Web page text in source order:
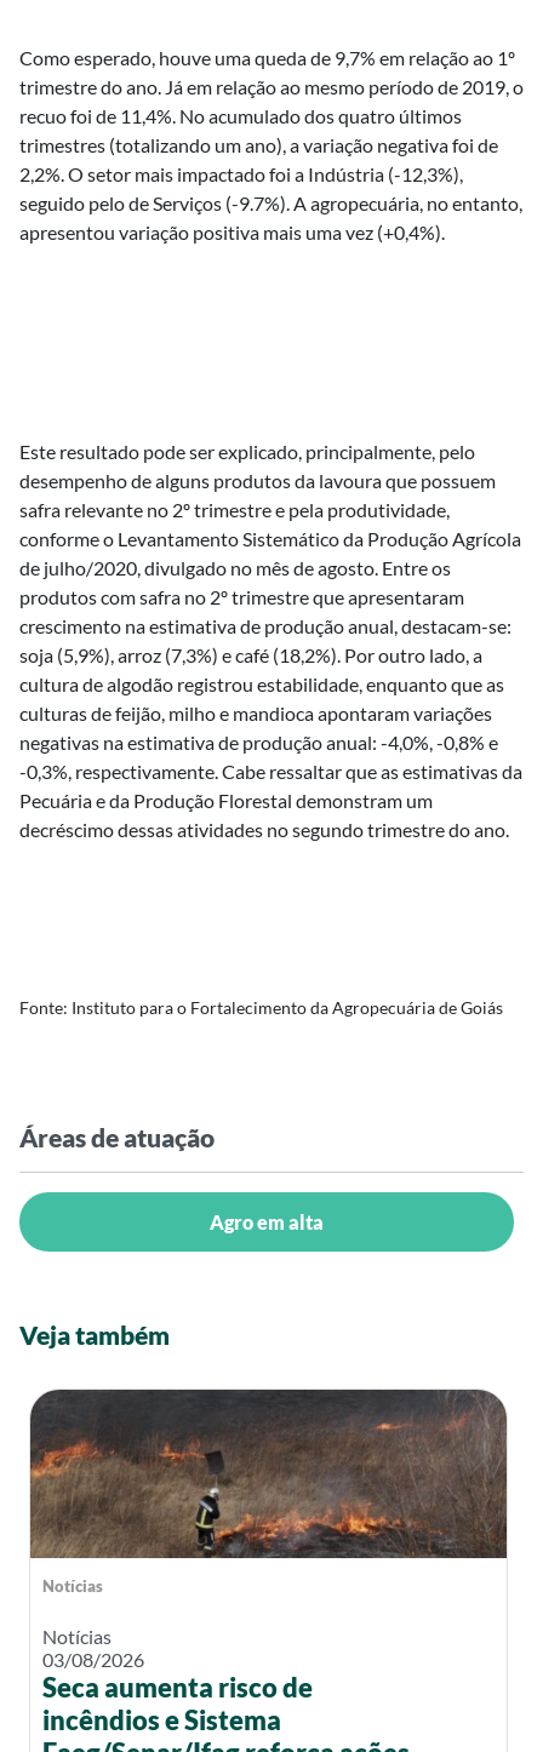
Como esperado, houve uma queda de 9,7% em relação ao 1º
trimestre do ano. Já em relação ao mesmo período de 2019, o
recuo foi de 11,4%. No acumulado dos quatro últimos
trimestres (totalizando um ano), a variação negativa foi de
2,2%. O setor mais impactado foi a Indústria (-12,3%),
seguido pelo de Serviços (-9.7%). A agropecuária, no entanto,
apresentou variação positiva mais uma vez (+0,4%).
Este resultado pode ser explicado, principalmente, pelo
desempenho de alguns produtos da lavoura que possuem
safra relevante no 2º trimestre e pela produtividade,
conforme o Levantamento Sistemático da Produção Agrícola
de julho/2020, divulgado no mês de agosto. Entre os
produtos com safra no 2º trimestre que apresentaram
crescimento na estimativa de produção anual, destacam-se:
soja (5,9%), arroz (7,3%) e café (18,2%). Por outro lado, a
cultura de algodão registrou estabilidade, enquanto que as
culturas de feijão, milho e mandioca apontaram variações
negativas na estimativa de produção anual: -4,0%, -0,8% e
-0,3%, respectivamente. Cabe ressaltar que as estimativas da
Pecuária e da Produção Florestal demonstram um
decréscimo dessas atividades no segundo trimestre do ano.
Fonte: Instituto para o Fortalecimento da Agropecuária de Goiás
Áreas de atuação
Agro em alta
Veja também
Notícias
Notícias
03/08/2026
Seca aumenta risco de
incêndios e Sistema